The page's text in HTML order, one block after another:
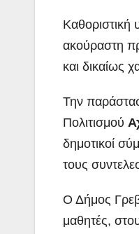
Καθοριστική
ακούραστη
και δικαίως
Την
Πολιτισμού
δημοτικοί
τους
Ο Δήμος
μαθητές,